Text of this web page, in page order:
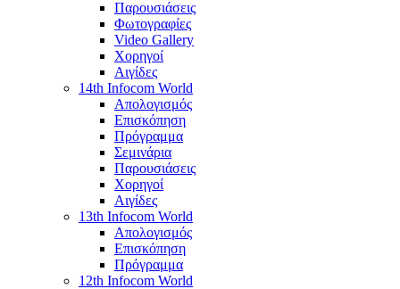
Παρουσιάσεις
Φωτογραφίες
Video Gallery
Χορηγοί
Αιγίδες
14th Infocom World
Απολογισμός
Επισκόπηση
Πρόγραμμα
Σεμινάρια
Παρουσιάσεις
Χορηγοί
Αιγίδες
13th Infocom World
Απολογισμός
Επισκόπηση
Πρόγραμμα
12th Infocom World